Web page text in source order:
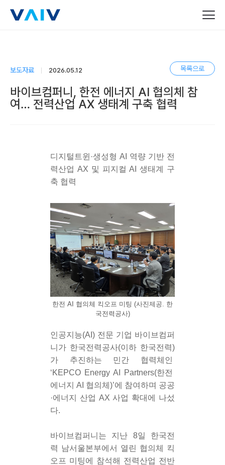
목록으로
보도자료 2026.05.12
바이브컴퍼니, 한전 에너지 AI 협의체 참
여… 전력산업 AX 생태계 구축 협력
디지털트윈·생성형 AI 역량 기반 전
력산업 AX 및 피지컬 AI 생태계 구
축 협력
한전 AI 협의체 킥오프 미팅 (사진제공. 한
국전력공사)
인공지능(AI) 전문 기업 바이브컴퍼
니가 한국전력공사(이하 한국전력)
가 추진하는 민간 협력체인
‘KEPCO Energy AI Partners(한전
에너지 AI 협의체)’에 참여하며 공공
·에너지 산업 AX 사업 확대에 나섰
다.
바이브컴퍼니는 지난 8일 한국전
력 남서울본부에서 열린 협의체 킥
오프 미팅에 참석해 전력산업 전반